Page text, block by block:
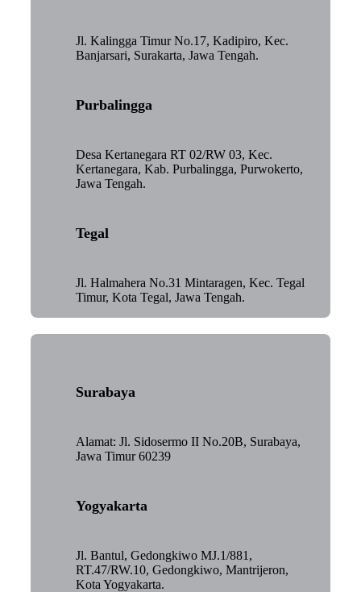
Jl. Kalingga Timur No.17, Kadipiro, Kec.
Banjarsari, Surakarta, Jawa Tengah.
Purbalingga
Desa Kertanegara RT 02/RW 03, Kec.
Kertanegara, Kab. Purbalingga, Purwokerto,
Jawa Tengah.
Tegal
Jl. Halmahera No.31 Mintaragen, Kec. Tegal
Timur, Kota Tegal, Jawa Tengah.
Surabaya
Alamat: Jl. Sidosermo II No.20B, Surabaya,
Jawa Timur 60239
Yogyakarta
Jl. Bantul, Gedongkiwo MJ.1/881,
RT.47/RW.10, Gedongkiwo, Mantrijeron,
Kota Yogyakarta.